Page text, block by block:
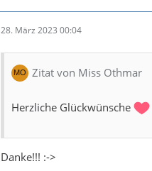
28. März 2023 00:04
Zitat von Miss Othmar
Herzliche Glückwünsche
Danke!!! :->